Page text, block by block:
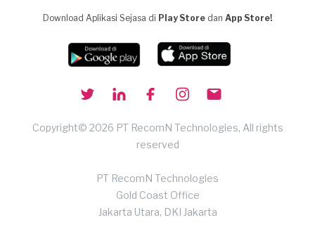
Download Aplikasi Sejasa di Play Store dan App Store!
Copyright© 2026 PT RecomN Technologies, All rights
reserved
PT RecomN Technologies
Gold Coast Office
Jakarta Utara, DKI Jakarta